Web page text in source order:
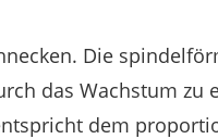
Die
das Wachstum zu
dem